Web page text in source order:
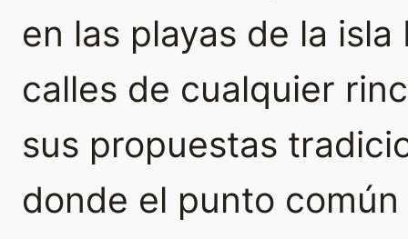
en las playas de la
calles de cualquier
sus propuestas
donde el punto